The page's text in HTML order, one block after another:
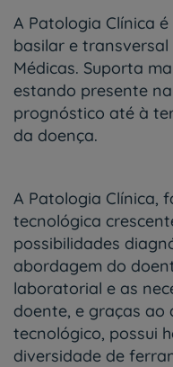
PT EN
A Patologia Clínica
basilar e
Médicas. Suporta
estando presente
prognóstico até à
da doença.
A Patologia Clínica,
tecnológica
possibilidades
abordagem do
laboratorial e as
doente, e graças ao
tecnológico, possui
diversidade de